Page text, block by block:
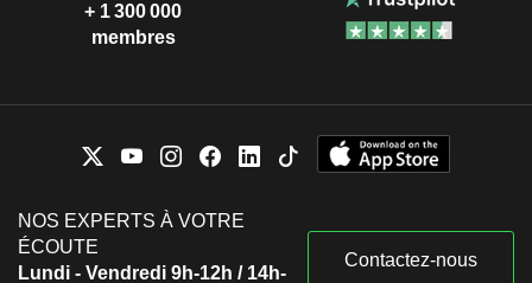
+ 1 300 000
membres
NOS EXPERTS À VOTRE
ÉCOUTE
Lundi - Vendredi 9h-12h / 14h-
Contactez-nous